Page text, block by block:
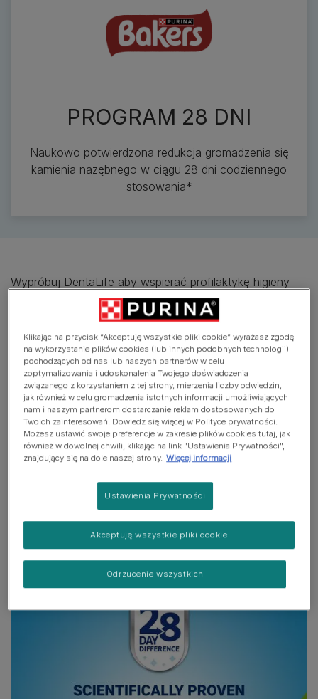
PROGRAM 28 DNI
Naukowo potwierdzona redukcja gromadzenia się
kamienia nazębnego w ciągu 28 dni codziennego
stosowania*
Wypróbuj DentaLife aby wspierać profilaktykę higieny
Przekąski stomatologiczne DentaLife posiadają
rekomendację VOHC w zakresie kontroli gromadzenia
kamienia nazębnego**
DLACZEGO POLECAMY
DENTALIFE?
Poznaj doktor Laurence Colliard, dietetyk
weterynaryjną w Purina. Nasza ekspertka opowie Ci
w jaki sposób gryzaki DentaLife zmniejszają
gromadzenie się kamienia nazębnego już w 28 dni.
Dowiesz się o ich naturalnym działaniu, łatwości
użycia i smaku, który Twój pies pokocha.
Klikając na przycisk “Akceptuję wszystkie pliki cookie” wyrażasz zgodę
na wykorzystanie plików cookies (lub innych podobnych technologii)
pochodzących od nas lub naszych partnerów w celu
zoptymalizowania i udoskonalenia Twojego doświadczenia
związanego z korzystaniem z tej strony, mierzenia liczby odwiedzin,
jak również w celu gromadzenia istotnych informacji umożliwiających
nam i naszym partnerom dostarczanie reklam dostosowanych do
Twoich zainteresowań. Dowiedz się więcej w Polityce prywatności.
Możesz ustawić swoje preferencje w zakresie plików cookies tutaj, jak
również w dowolnej chwili, klikając na link "Ustawienia Prywatności",
znajdujący się na dole naszej strony. Więcej informacji
Ustawienia Prywatności
Odrzucenie wszystkich
Akceptuję wszystkie pliki cookie